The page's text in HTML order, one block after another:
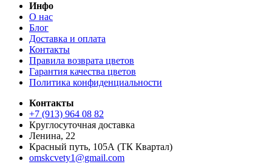
Инфо
О нас
Блог
Доставка и оплата
Контакты
Правила возврата цветов
Гарантия качества цветов
Политика конфиденциальности
Контакты
+7 (913) 964 08 82
Круглосуточная доставка
Ленина, 22
Красный путь, 105А (ТК Квартал)
omskcvety1@gmail.com